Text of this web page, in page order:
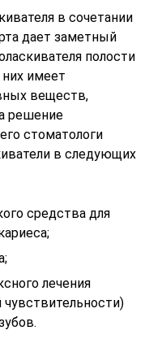
в сочетании
дает заметный
полости
имеет
веществ,
решение
стоматологи
в следующих
средства для
лечения